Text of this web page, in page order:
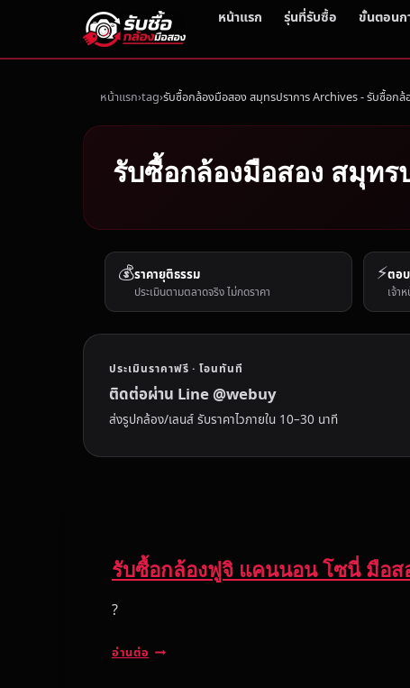
หน้าแรก รุ่นที่รับซื้อ ขั้นตอนก
หน้าแรก tag รับซื้อกล้องมือสอง สมุทรปราการ Archives - รับซื้อก
รับซื้อกล้องมือสอง สมุทร
💰ราคายุติธรรม
ประเมินตามตลาดจริง ไม่กดราคา
⚡ตอ
เจ้า
ประเมินราคาฟรี · โอนทันที
ติดต่อผ่าน Line @webuy
ส่งรูปกล้อง/เลนส์ รับราคาไวภายใน 10–30 นาที
รับซื้อกล้องฟูจิ แคนนอน โซนี่ มือส
?
อ่านต่อ